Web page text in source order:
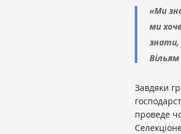
«Ми
ми
знати,
Завдяки
проведе